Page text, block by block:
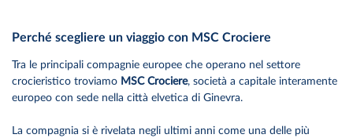
Perché scegliere un viaggio con MSC Crociere
Tra le principali compagnie europee che operano nel settore
crocieristico troviamo MSC Crociere, società a capitale interamente
europeo con sede nella città elvetica di Ginevra.
La compagnia si è rivelata negli ultimi anni come una delle più